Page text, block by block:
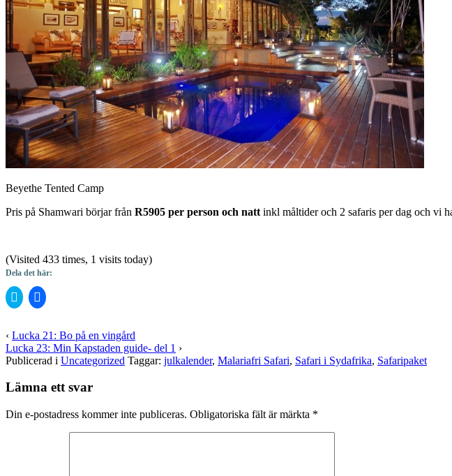
Beyethe Tented Camp
Pris på Shamwari börjar från R5905 per person och natt inkl måltider och 2 safaris per dag och vi
(Visited 433 times, 1 visits today)
Dela det här:
Klicka
för
på
Twitter
(Öppnas
i
ett
fönster)
Klicka
för
på
Facebook
(Öppnas
i
ett
fönster)
‹ Lucka 21: Bo på en vingård
Lucka 23: Min Kapstaden guide- del 1 ›
Publicerad i Uncategorized Taggar: julkalender, Malariafri Safari, Safari i Sydafrika, Safaripaket
Lämna ett svar
Din e-postadress kommer inte publiceras. Obligatoriska fält är märkta *